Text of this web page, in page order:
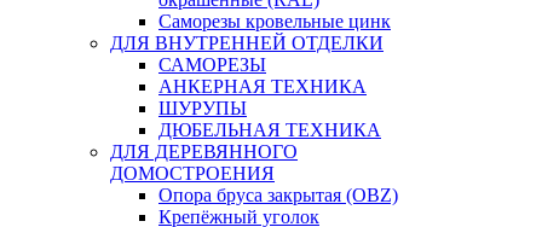
Саморезы кровельные цинк
ДЛЯ ВНУТРЕННЕЙ ОТДЕЛКИ
САМОРЕЗЫ
АНКЕРНАЯ ТЕХНИКА
ШУРУПЫ
ДЮБЕЛЬНАЯ ТЕХНИКА
ДЛЯ ДЕРЕВЯННОГО
ДОМОСТРОЕНИЯ
Опора бруса закрытая (OBZ)
Крепёжный уголок